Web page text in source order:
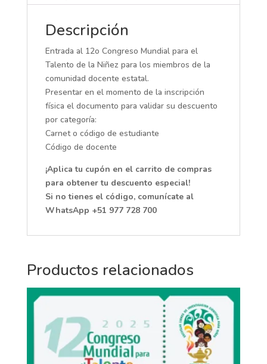
Descripción
Entrada al 12o Congreso Mundial para el
Talento de la Niñez para los miembros de la
comunidad docente estatal.
Presentar en el momento de la inscripción
física el documento para validar su descuento
por categoría:
Carnet o código de estudiante
Código de docente
¡Aplica tu cupón en el carrito de compras
para obtener tu descuento especial!
Si no tienes el código, comunícate al
WhatsApp +51 977 728 700
Productos relacionados